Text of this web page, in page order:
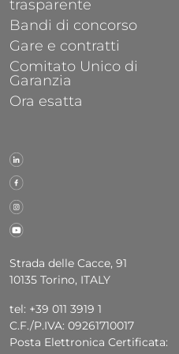
Strada delle Cacce, 91
10135 Torino, ITALY
tel: +39 011 3919 1
C.F./P.IVA: 09261710017
Posta Elettronica Certificata:
trasparente
Bandi di concorso
Gare e contratti
Comitato Unico di
Garanzia
Ora esatta